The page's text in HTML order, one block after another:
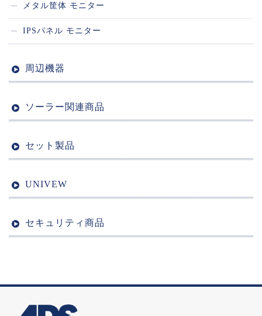
メタル筐体 モニター
IPSパネル モニター
周辺機器
ソーラー関連商品
セット製品
UNIVEW
セキュリティ商品